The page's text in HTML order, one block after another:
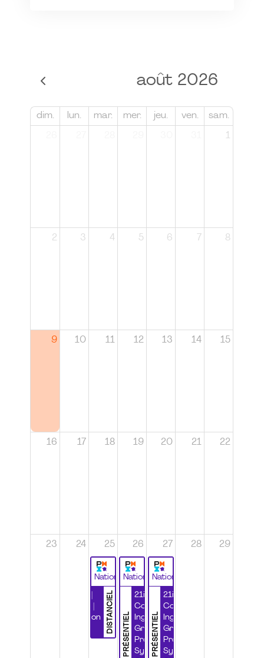
août 2026
dim. lun. mar. mer. jeu. ven. sam.
1
2 3 4 5 6 7 8
9 10 11 12 13 14 15
16 17 18 19 20 21 22
23 24 25
National
DISTANCIEL
Certification
26
National
PRÉSENTIEL
21ième
Congrès
Ingénierie
Grands
Projets et
Systèmes
27
National
PRÉSENTIEL
21ième
Congrès
Ingénierie
Grands
Projets et
Systèmes
28 29